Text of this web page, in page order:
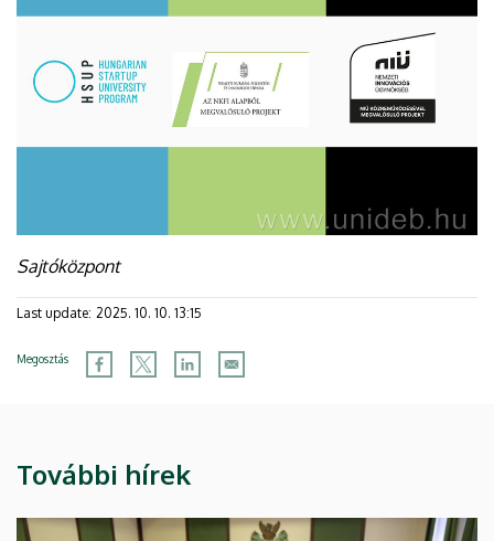
Sajtóközpont
Last update: 2025. 10. 10. 13:15
Megosztás
További hírek